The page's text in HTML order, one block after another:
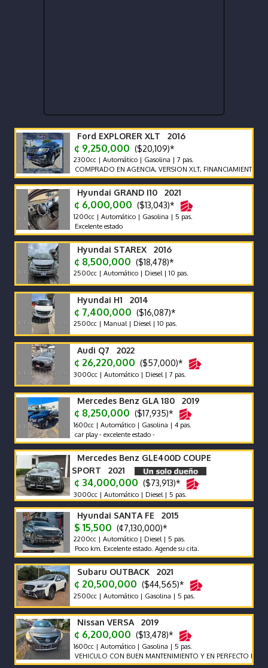
Ford EXPLORER XLT 2016
¢ 9,250,000 ($20,109)*
2300cc | Automático | Gasolina | 7 pas.
COMPRADO EN AGENCIA, VERSION XLT, FINANCIAMIENTO CON
Hyundai GRAND I10 2021
¢ 6,000,000 ($13,043)*
1200cc | Automático | Gasolina | 5 pas.
Excelente estado
Hyundai STAREX 2016
¢ 8,500,000 ($18,478)*
2500cc | Automático | Diesel | 10 pas.
Hyundai H1 2014
¢ 7,400,000 ($16,087)*
2500cc | Manual | Diesel | 10 pas.
Audi Q7 2022
¢ 26,220,000 ($57,000)*
3000cc | Automático | Diesel | 7 pas.
Mercedes Benz GLA 180 2019
¢ 8,250,000 ($17,935)*
1600cc | Automático | Gasolina | 4 pas.
car play - excelente estado -
Mercedes Benz GLE400D COUPE
SPORT 2021
¢ 34,000,000 ($73,913)*
3000cc | Automático | Diesel | 5 pas.
Hyundai SANTA FE 2015
$ 15,500 (¢7,130,000)*
2200cc | Automático | Diesel | 5 pas.
Poco km. Excelente estado. Agende su cita.
Subaru OUTBACK 2021
¢ 20,500,000 ($44,565)*
2500cc | Automático | Gasolina | 5 pas.
Nissan VERSA 2019
¢ 6,200,000 ($13,478)*
1600cc | Automático | Gasolina | 5 pas.
VEHICULO CON BUEN MANTENIMIENTO Y EN PERFECTO ESTADO